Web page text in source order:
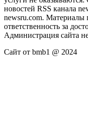
новостей RSS канала
newsru.com. Материалы
ответственность за
Администрация сайта
Сайт от bmb1 @ 2024